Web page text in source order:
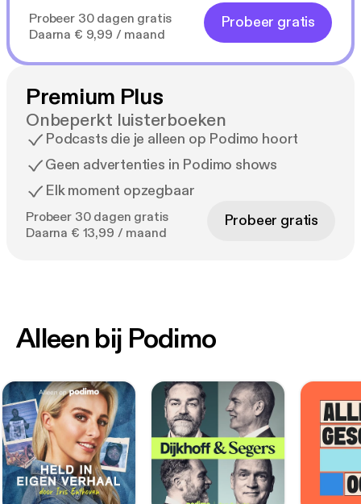
Probeer 30 dagen gratis
Daarna € 9,99 / maand
Probeer gratis
Premium Plus
Onbeperkt luisterboeken
Podcasts die je alleen op Podimo hoort
Geen advertenties in Podimo shows
Elk moment opzegbaar
Probeer 30 dagen gratis
Daarna € 13,99 / maand
Probeer gratis
Alleen bij Podimo